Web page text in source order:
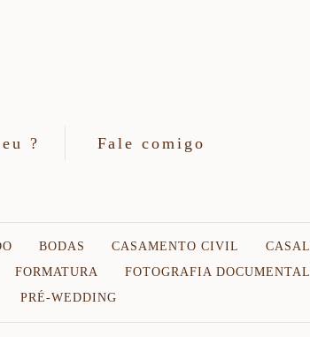
? Fale comigo
BODAS CASAMENTO CIVIL CASAL
FORMATURA FOTOGRAFIA DOCUMENTAL
PRÉ-WEDDING